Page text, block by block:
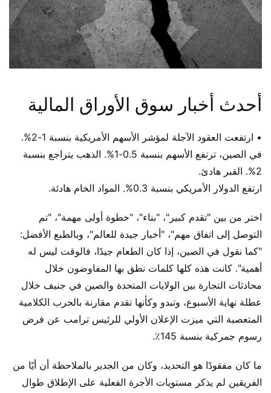
أحدث أخبار سوق الأوراق المالية
• ارتفعت العقود الآجلة لمؤشر الأسهم الأمريكية بنسبة 1-2%.
في الصين، ترتفع الأسهم بنسبة 0.5-1%. الذهب يتراجع بنسبة
2%. القبر هادئ.
ارتفع الدولار الأمريكي بنسبة 0.3%. المواد الخام هادئة.
اختر من بين "تقدم كبير"، "بناء"، "خطوة أولى مهمة"، "تم
التوصل إلى اتفاق مهم"، "أخبار جيدة للعالم"، وبالطبع الأفضل:
"كما نقول في الصين، إذا كان الطعام جيدًا، فالوقت ليس له
أهمية". كانت هذه كلها كلمات نطق بها المفاوضون خلال
محادثات التجارة بين الولايات المتحدة والصين في جنيف خلال
عطلة نهاية الأسبوع، وتبدو وكأنها تقدم مقارنة بالحرب الكلامية
المتعصبة التي ميزت الإعلان الأولي للرئيس ترامب عن فرض
رسوم جمركية بنسبة 145٪.
ما كان مفقودًا هو التحديد، وكان من الجدير بالملاحظة أن أيًا من
الفريقين لم يذكر مستويات الأجرة الفعلية على الإطلاق طوال